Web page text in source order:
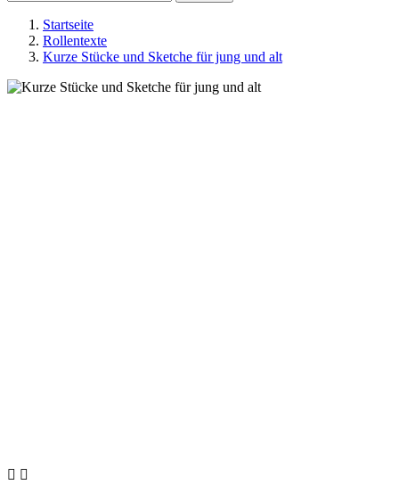
Startseite
Rollentexte
Kurze Stücke und Sketche für jung und alt
 